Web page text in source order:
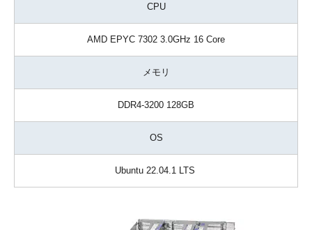
CPU
AMD EPYC 7302 3.0GHz 16 Core
メモリ
DDR4-3200 128GB
OS
Ubuntu 22.04.1 LTS